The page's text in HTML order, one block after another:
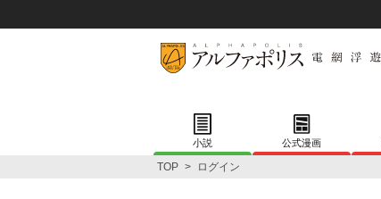
小説 公式漫画
TOP > ログイン